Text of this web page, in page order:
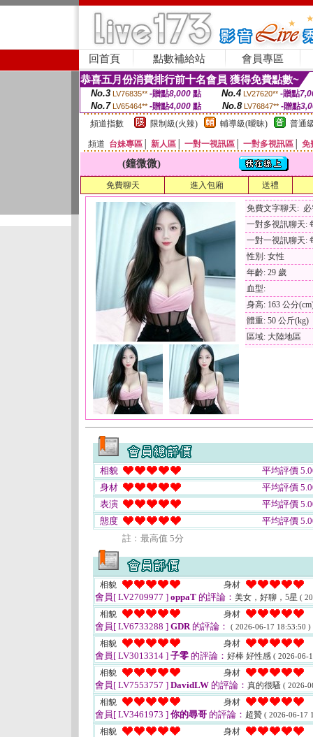
回首頁 點數補給站 會員專區
恭喜五月份消費排行前十名會員 獲得免費點數~
No.3 LV76835** -贈點8,000點 No.4 LV27620** -贈點
No.7 LV65464** -贈點4,000 點 No.8 LV76847** -贈點
頻道指數
限制級(火辣) 輔導級(曖昧) 普通
頻道 台妹專區 新人區 一對一視訊區 一對多視訊區 免
(鐘微微)
免費聊天 進入包廂 送禮
免費文字聊天:
一對多視訊聊天:
一對一視訊聊天:
性別: 女性
年齡: 29 歲
血型:
身高: 163 公分
體重: 50 公斤(kg)
區域: 大陸地區
相貌
平均評價
身材
平均評價
表演
平均評價
態度
平均評價
註﹕最高值 5分
相貌 身材
會員[ LV2709977 ] oppaT 的評論： 美女，好聊，5星 (
相貌 身材
會員[ LV6733288 ] GDR的評論： ( 2026-06-17 18:53:50 )
相貌 身材
會員[ LV3013314 ] 子零 的評論： 好棒 好性感 ( 2026-06-
相貌 身材
會員[ LV7553757 ] DavidLW 的評論： 真的很騷 ( 2026-
相貌 身材
會員[ LV3461973 ] 你的尋哥 的評論： 超贊 ( 2026-06-17
相貌 身材